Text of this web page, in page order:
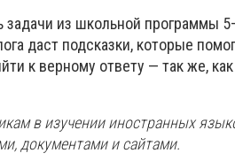
из школьной программы
даст подсказки, которые
к верному ответу — так же,
в изучении иностранных
документами и сайтами.